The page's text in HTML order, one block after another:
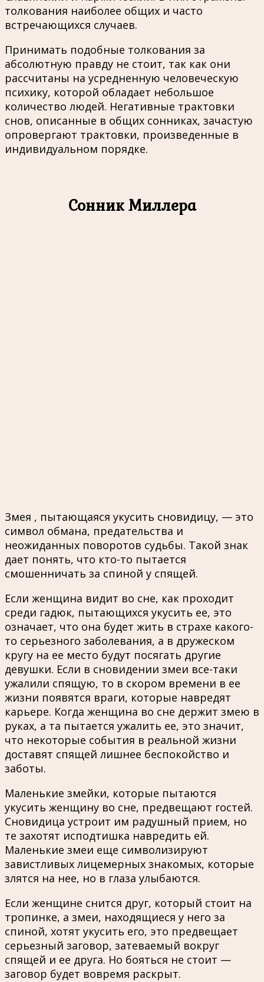
толкования наиболее общих и часто
встречающихся случаев.
Принимать подобные толкования за
абсолютную правду не стоит, так как они
рассчитаны на усредненную человеческую
психику, которой обладает небольшое
количество людей. Негативные трактовки
снов, описанные в общих сонниках, зачастую
опровергают трактовки, произведенные в
индивидуальном порядке.
Сонник Миллера
Змея , пытающаяся укусить сновидицу, — это
символ обмана, предательства и
неожиданных поворотов судьбы. Такой знак
дает понять, что кто-то пытается
смошенничать за спиной у спящей.
Если женщина видит во сне, как проходит
среди гадюк, пытающихся укусить ее, это
означает, что она будет жить в страхе какого-
то серьезного заболевания, а в дружеском
кругу на ее место будут посягать другие
девушки. Если в сновидении змеи все-таки
ужалили спящую, то в скором времени в ее
жизни появятся враги, которые навредят
карьере. Когда женщина во сне держит змею в
руках, а та пытается ужалить ее, это значит,
что некоторые события в реальной жизни
доставят спящей лишнее беспокойство и
заботы.
Маленькие змейки, которые пытаются
укусить женщину во сне, предвещают гостей.
Сновидица устроит им радушный прием, но
те захотят исподтишка навредить ей.
Маленькие змеи еще символизируют
завистливых лицемерных знакомых, которые
злятся на нее, но в глаза улыбаются.
Если женщине снится друг, который стоит на
тропинке, а змеи, находящиеся у него за
спиной, хотят укусить его, это предвещает
серьезный заговор, затеваемый вокруг
спящей и ее друга. Но бояться не стоит —
заговор будет вовремя раскрыт.